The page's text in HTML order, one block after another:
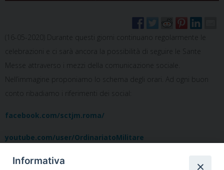
(16-05-2020) Durante questi giorni continuano regolarmente le
celebrazioni e ci sarà ancora la possibilità di seguire le Sante
Messe attraverso i mezzi della comunicazione sociale.
Nell’immagine proponiamo lo schema degli orari. Ad ogni buon
conto ribadiamo i riferimenti dei social:
facebook.com/sctjm.roma/
youtube.com/user/OrdinariatoMilitare
Notificheapp
Informativa